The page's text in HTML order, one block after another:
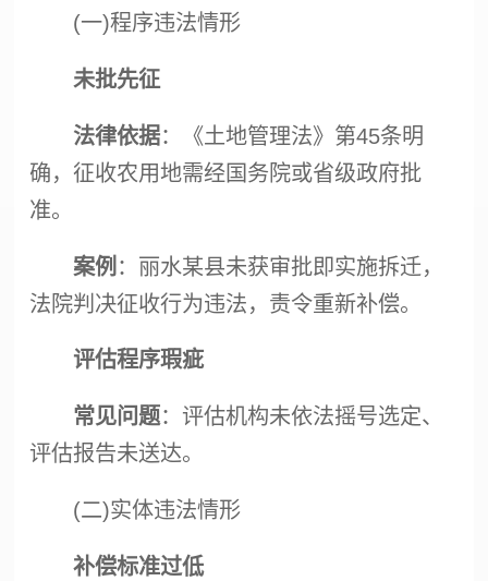
(一)程序违法情形
未批先征
法律依据：《土地管理法》第45条明
确，征收农用地需经国务院或省级政府批
准。
案例 ：丽水某县未获审批即实施拆迁，
法院判决征收行为违法，责令重新补偿。
评估程序瑕疵
常见问题：评估机构未依法摇号选定、
评估报告未送达。
(二)实体违法情形
补偿标准过低